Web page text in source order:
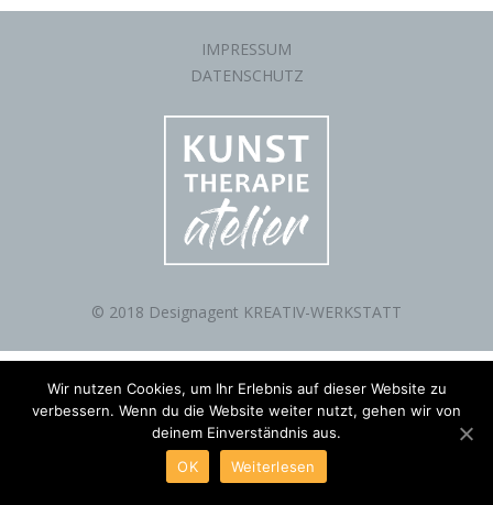
IMPRESSUM
DATENSCHUTZ
© 2018 Designagent KREATIV-WERKSTATT
Wir nutzen Cookies, um Ihr Erlebnis auf dieser Website zu
verbessern. Wenn du die Website weiter nutzt, gehen wir von
deinem Einverständnis aus.
OK
Weiterlesen